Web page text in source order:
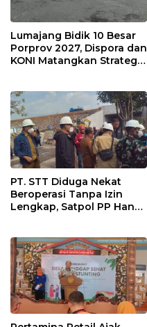
Lumajang Bidik 10 Besar
Porprov 2027, Dispora dan
KONI Matangkan Strategi
PT. STT Diduga Nekat
Beroperasi Tanpa Izin
Lengkap, Satpol PP Hanya